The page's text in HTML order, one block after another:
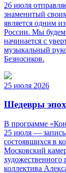
26 июля
знаменитый
является одним
России. Мы будем
начинается с
музыкальный
Безносиков.
25 июля 2026
Шедевры
В программе
25 июля —
состоявшихся в
Московский
художественного
коллектива